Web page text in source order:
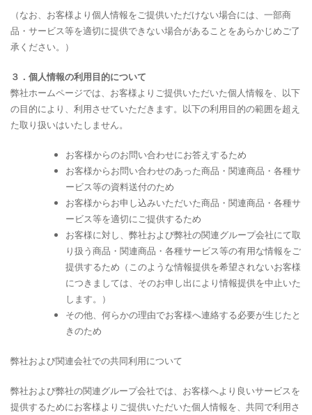
（なお、お客様より個人情報をご提供いただけない場合には、一部商
品・サービス等を適切に提供できない場合があることをあらかじめご了
承ください。）
３．個人情報の利用目的について
弊社ホームページでは、お客様よりご提供いただいた個人情報を、以下
の目的により、利用させていただきます。以下の利用目的の範囲を超え
た取り扱いはいたしません。
お客様からのお問い合わせにお答えするため
お客様からお問い合わせのあった商品・関連商品・各種サ
ービス等の資料送付のため
お客様からお申し込みいただいた商品・関連商品・各種サ
ービス等を適切にご提供するため
お客様に対し、弊社および弊社の関連グループ会社にて取
り扱う商品・関連商品・各種サービス等の有用な情報をご
提供するため（このような情報提供を希望されないお客様
につきましては、そのお申し出により情報提供を中止いた
します。）
その他、何らかの理由でお客様へ連絡する必要が生じたと
きのため
弊社および関連会社での共同利用について
弊社および弊社の関連グループ会社では、お客様へより良いサービスを
提供するためにお客様よりご提供いただいた個人情報を、共同で利用さ